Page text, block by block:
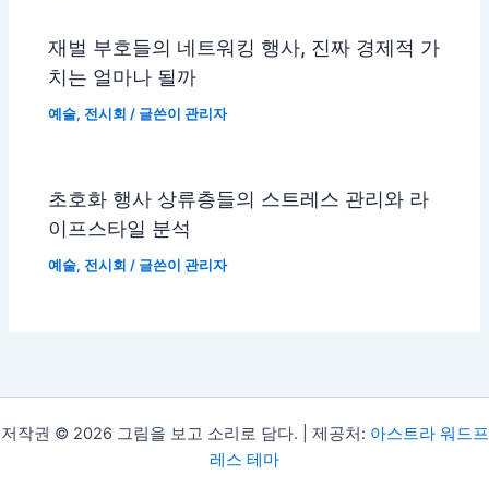
재벌 부호들의 네트워킹 행사, 진짜 경제적 가
치는 얼마나 될까
예술, 전시회 / 글쓴이관리자
초호화 행사 상류층들의 스트레스 관리와 라
이프스타일 분석
예술, 전시회 / 글쓴이관리자
저작권 © 2026 그림을 보고 소리로 담다. | 제공처: 아스트라 워드프
레스 테마